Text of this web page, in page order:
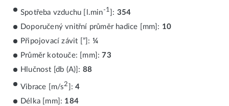
Spotřeba vzduchu [l.min-1 ]: 354
Doporučený vnitřní průměr hadice [mm]: 10
Připojovací závit [”]: ¼
Průměr kotouče: [mm]:73
Hlučnost [db (A)]: 88
Vibrace [m/s2 ]:4
Délka [mm]: 184